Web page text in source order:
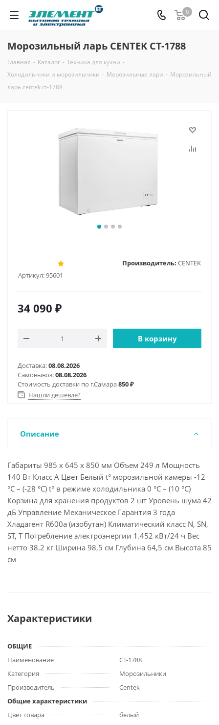
0
Морозильный ларь CENTEK CT-1788
Главная - Каталог - Техника для кухни -
Холодильники и морозильники - Морозильные лари - Морозильный
ларь centek ct-1788
Артикул:95601
Производитель: CENTEK
34 090 ₽
В корзину
Доставка:08.08.2026
Самовывоз:08.08.2026
Стоимость доставки по г.Самара850 ₽
Нашли дешевле?
Описание
Габариты 985 х 645 х 850 мм Объем 249 л Мощность
140 Вт Класс A Цвет Белый t° морозильной камеры -12
°С – (-28 °С) t° в режиме холодильника 0 °С – (10 °С)
Корзина для хранения продуктов 2 шт Уровень шума 42
дБ Управление Механическое Гарантия 3 года
Хладагент R600a (изобутан) Климатический класс N, SN,
ST, T Потребление электроэнергии 1.452 кВт/24 ч Вес
нетто 38.2 кг Ширина 98,5 см Глубина 64,5 см Высота 85
см
Характеристики
ОБЩИЕ
Наименование
CT-1788
Категория
Морозильники
Производитель
Centek
Общие характеристики
Цвет товара
белый